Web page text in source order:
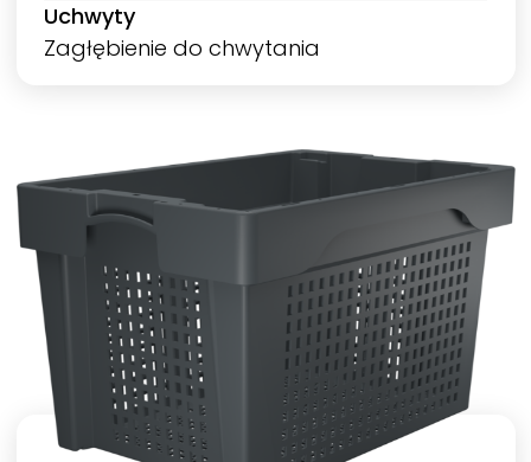
Uchwyty
Zagłębienie do chwytania